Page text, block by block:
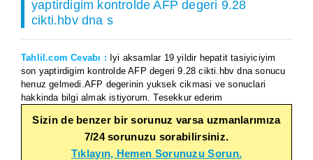
yaptirdigim kontrolde AFP degeri 9.28
cikti.hbv dna s
Tahlil.com Cevabı : Iyi aksamlar 19 yildir hepatit tasiyiciyim
son yaptirdigim kontrolde AFP degeri 9.28 cikti.hbv dna sonucu
henuz gelmedi.AFP degerinin yuksek cikmasi ve sonuclari
hakkinda bilgi almak istiyorum. Tesekkur ederim
Sizin de benzer bir sorunuz varsa uzmanlarımıza
7/24 sorunuzu sorabilirsiniz.
Tıklayın, Hemen Sorunuzu Sorun.